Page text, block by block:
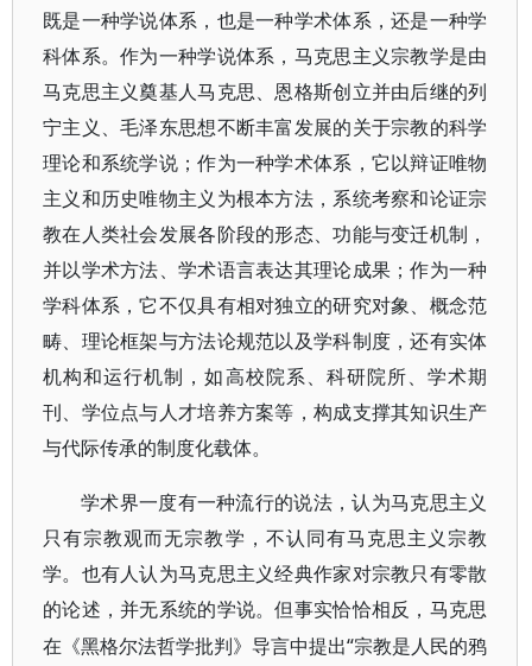
既是一种学说体系，也是一种学术体系，还是一种学
科体系。作为一种学说体系，马克思主义宗教学是由
马克思主义奠基人马克思、恩格斯创立并由后继的列
宁主义、毛泽东思想不断丰富发展的关于宗教的科学
理论和系统学说；作为一种学术体系，它以辩证唯物
主义和历史唯物主义为根本方法，系统考察和论证宗
教在人类社会发展各阶段的形态、功能与变迁机制，
并以学术方法、学术语言表达其理论成果；作为一种
学科体系，它不仅具有相对独立的研究对象、概念范
畴、理论框架与方法论规范以及学科制度，还有实体
机构和运行机制，如高校院系、科研院所、学术期
刊、学位点与人才培养方案等，构成支撑其知识生产
与代际传承的制度化载体。
学术界一度有一种流行的说法，认为马克思主义
只有宗教观而无宗教学，不认同有马克思主义宗教
学。也有人认为马克思主义经典作家对宗教只有零散
的论述，并无系统的学说。但事实恰恰相反，马克思
在《黑格尔法哲学批判》导言中提出“宗教是人民的鸦